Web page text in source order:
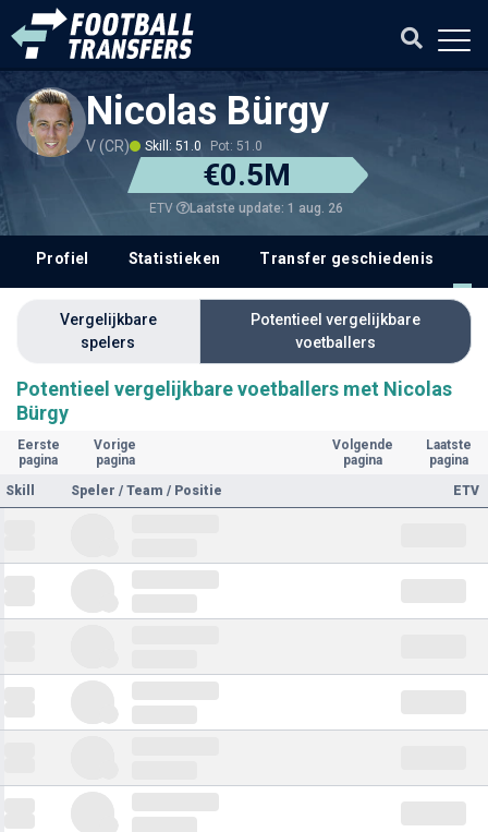
Nicolas Bürgy
V (CR) Skill: 51.0 Pot: 51.0
€0.5M
ETV Laatste update: 1 aug. 26
Profiel Statistieken Transfer geschiedenis
Vergelijkbare
spelers
Potentieel vergelijkbare
voetballers
Potentieel vergelijkbare voetballers met Nicolas
Bürgy
Eerste
pagina
Vorige
pagina
Volgende
pagina
Laatste
pagina
Skill
Speler / Team / Positie ETV